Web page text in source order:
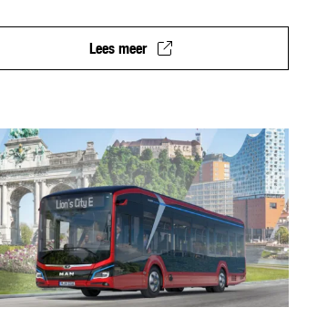
Lees meer